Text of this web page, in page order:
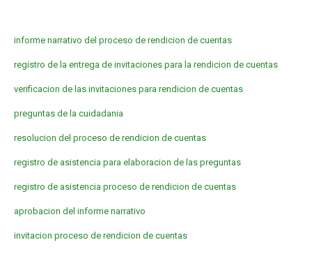
informe narrativo del proceso de rendicion de cuentas
registro de la entrega de invitaciones para la rendicion de cuentas
verificacion de las invitaciones para rendicion de cuentas
preguntas de la cuidadania
resolucion del proceso de rendicion de cuentas
registro de asistencia para elaboracion de las preguntas
registro de asistencia proceso de rendicion de cuentas
aprobacion del informe narrativo
invitacion proceso de rendicion de cuentas